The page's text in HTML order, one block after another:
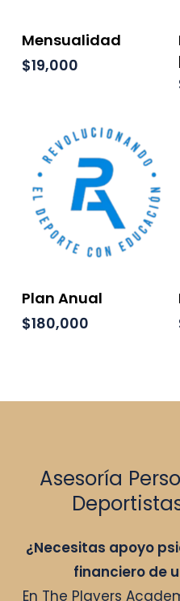
Añadir Al Carrito
Mensualidad
$19,000
Añadir Al Carrito
Plan Anual
$180,000
Asesoría
¿Necesitas apoyo
financiero de
En The Players